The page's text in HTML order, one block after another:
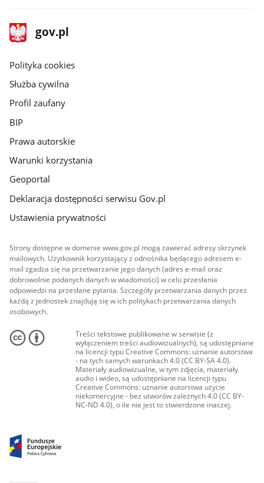
stopka
gov.pl
Strona
gov.pl
gov.pl
Polityka cookies
Służba cywilna
Profil zaufany
BIP
Prawa autorskie
Warunki korzystania
Geoportal
Deklaracja dostępności serwisu Gov.pl
Ustawienia prywatności
Strony dostępne w domenie www.gov.pl mogą zawierać adresy skrzynek
mailowych. Użytkownik korzystający z odnośnika będącego adresem e-
mail zgadza się na przetwarzanie jego danych (adres e-mail oraz
dobrowolnie podanych danych w wiadomości) w celu przesłania
odpowiedzi na przesłane pytania. Szczegóły przetwarzania danych przez
każdą z jednostek znajdują się w ich politykach przetwarzania danych
osobowych.
Treści tekstowe publikowane w serwisie (z
wyłączeniem treści audiowizualnych), są udostępniane
na licencji typu Creative Commons: uznanie autorstwa
- na tych samych warunkach 4.0 (CC BY-SA 4.0).
Materiały audiowizualne, w tym zdjęcia, materiały
audio i wideo, są udostępniane na licencji typu
Creative Commons: uznanie autorstwa użycie
niekomercyjne - bez utworów zależnych 4.0 (CC BY-
NC-ND 4.0), o ile nie jest to stwierdzone inaczej.